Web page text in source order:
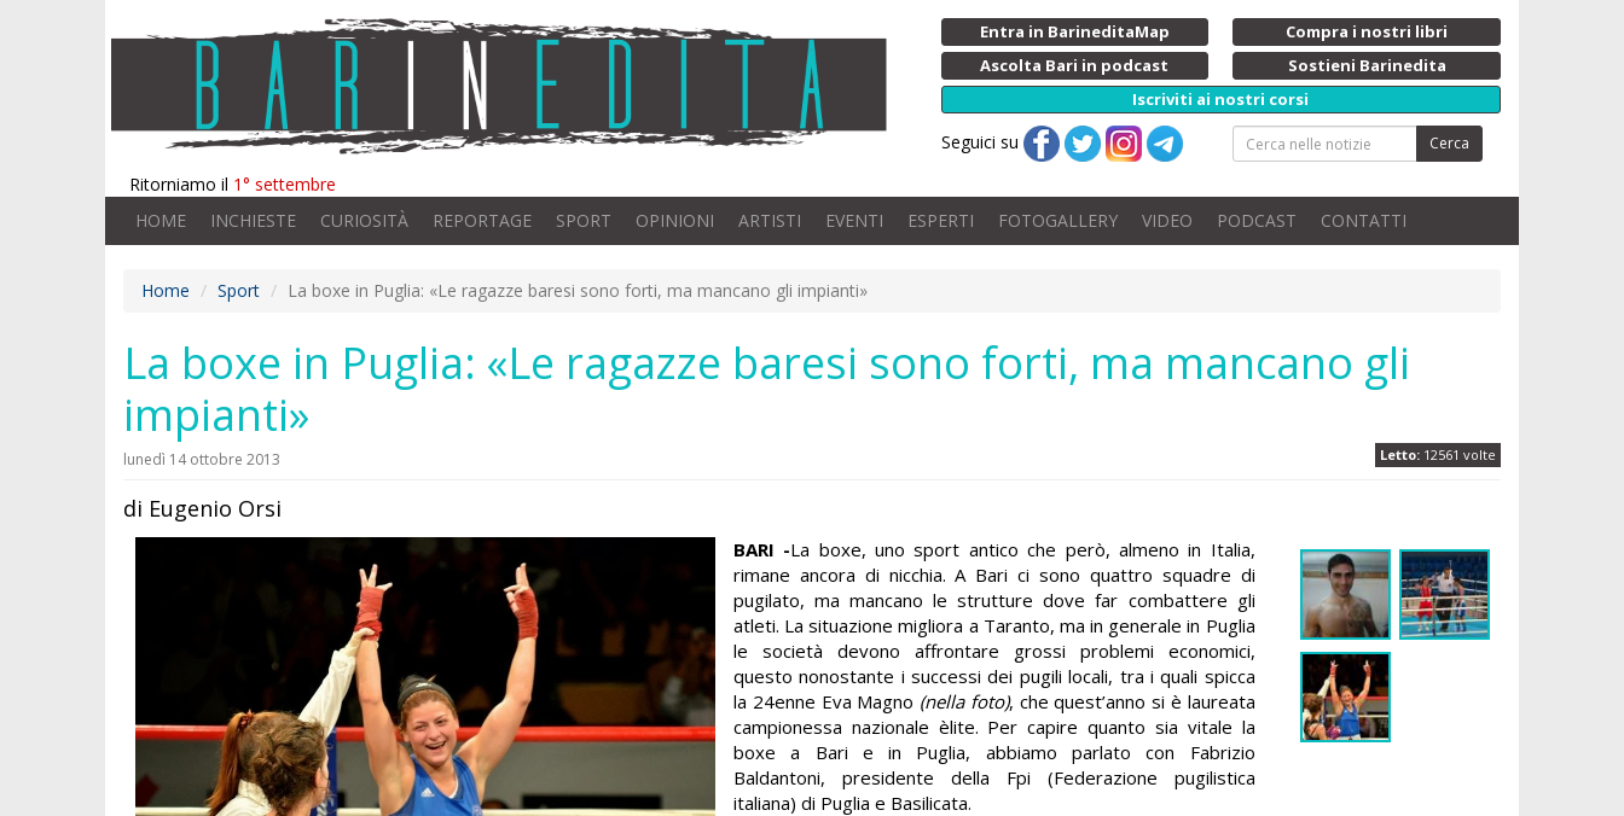
Ritorniamo il 1° settembre
Entra in BarineditaMap
Compra i nostri libri
Ascolta Bari in podcast
Sostieni Barinedita
Iscriviti ai nostri corsi
Seguici su Cerca
HOME INCHIESTE CURIOSITÀ REPORTAGE SPORT OPINIONI ARTISTI EVENTI ESPERTI FOTOGALLERY VIDEO PODCAST CONTATTI
Home Sport La boxe in Puglia: «Le ragazze baresi sono forti, ma mancano gli impianti»
La boxe in Puglia: «Le ragazze baresi sono forti, ma mancano gli
impianti»
Letto: 12561 volte
lunedì 14 ottobre 2013
di Eugenio Orsi
BARI -La boxe, uno sport antico che però, almeno in Italia,
rimane ancora di nicchia. A Bari ci sono quattro squadre di
pugilato, ma mancano le strutture dove far combattere gli
atleti. La situazione migliora a Taranto, ma in generale in Puglia
le società devono affrontare grossi problemi economici,
questo nonostante i successi dei pugili locali, tra i quali spicca
la 24enne Eva Magno (nella foto), che quest’anno si è laureata
campionessa nazionale èlite. Per capire quanto sia vitale la
boxe a Bari e in Puglia, abbiamo parlato con Fabrizio
Baldantoni, presidente della Fpi (Federazione pugilistica
italiana) di Puglia e Basilicata.